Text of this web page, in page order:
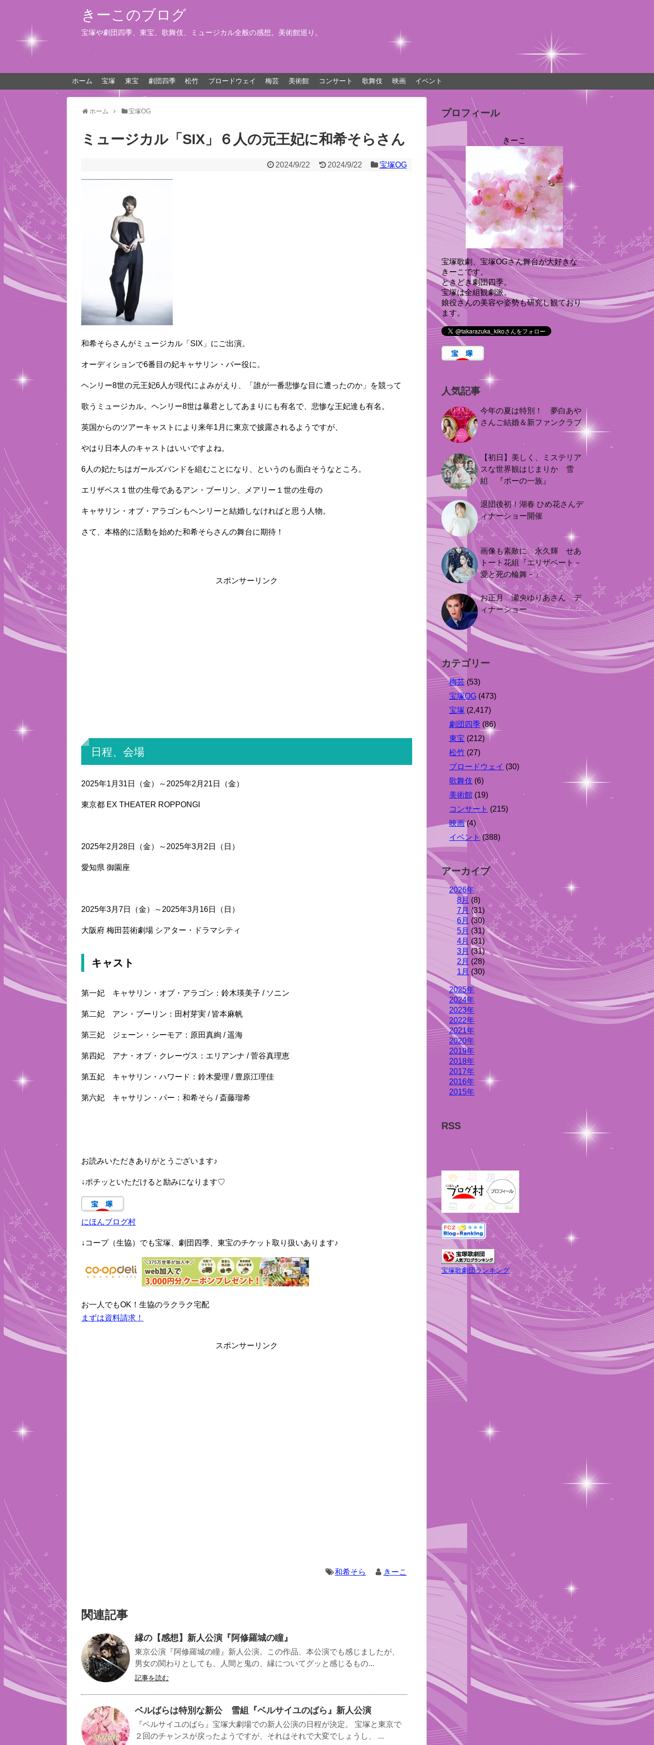
きーこのブログ
宝塚や劇団四季、東宝、歌舞伎、ミュージカル全般の感想。美術館巡り。
ホーム 宝塚 東宝 劇団四季 松竹 ブロードウェイ 梅芸 美術館 コンサート 歌舞伎 映画 イベント
ホーム 宝塚OG
ミュージカル「SIX」６人の元王妃に和希そらさん
2024/9/22 2024/9/22 宝塚OG
和希そらさんがミュージカル「SIX」にご出演。
オーディションで6番目の妃キャサリン・パー役に。
ヘンリー8世の元王妃6人が現代によみがえり、「誰が一番悲惨な目に遭ったのか」を競って
歌うミュージカル。ヘンリー8世は暴君としてあまりにも有名で、悲惨な王妃達も有名。
英国からのツアーキャストにより来年1月に東京で披露されるようですが、
やはり日本人のキャストはいいですよね。
6人の妃たちはガールズバンドを組むことになり、というのも面白そうなところ。
エリザベス１世の生母であるアン・ブーリン、メアリー１世の生母の
キャサリン・オブ・アラゴンもヘンリーと結婚しなければと思う人物。
さて、本格的に活動を始めた和希そらさんの舞台に期待！
スポンサーリンク
日程、会場
2025年1月31日（金）～2025年2月21日（金）
東京都 EX THEATER ROPPONGI
2025年2月28日（金）～2025年3月2日（日）
愛知県 御園座
2025年3月7日（金）～2025年3月16日（日）
大阪府 梅田芸術劇場 シアター・ドラマシティ
キャスト
第一妃 キャサリン・オブ・アラゴン：鈴木瑛美子 / ソニン
第二妃 アン・ブーリン：田村芽実 / 皆本麻帆
第三妃 ジェーン・シーモア：原田真絢 / 遥海
第四妃 アナ・オブ・クレーヴス：エリアンナ / 菅谷真理恵
第五妃 キャサリン・ハワード：鈴木愛理 / 豊原江理佳
第六妃 キャサリン・パー：和希そら / 斎藤瑠希
お読みいただきありがとうございます♪
↓ポチッといただけると励みになります♡
にほんブログ村
↓コープ（生協）でも宝塚、劇団四季、東宝のチケット取り扱いあります♪
お一人でもOK！生協のラクラク宅配
まずは資料請求！
スポンサーリンク
和希そら きーこ
関連記事
縁の【感想】新人公演『阿修羅城の瞳』
東京公演『阿修羅城の瞳』新人公演。この作品、本公演でも感じましたが、
男女の関わりとしても、人間と鬼の、縁についてグッと感じるもの...
記事を読む
ベルばらは特別な新公 雪組『ベルサイユのばら』新人公演
『ベルサイユのばら』宝塚大劇場での新人公演の日程が決定。 宝塚と東京で
２回のチャンスが戻ったようですが、それはそれで大変でしょうし、 ...
プロフィール
きーこ
宝塚歌劇、宝塚OGさん舞台が大好きな
きーこです。
ときどき劇団四季。
宝塚は全組観劇派。
娘役さんの美容や姿勢も研究し観ており
ます。
人気記事
今年の夏は特別！ 夢白あや
さんご結婚＆新ファンクラブ
【初日】美しく、ミステリア
スな世界観はじまりか 雪
組 『ポーの一族』
退団後初！湖春 ひめ花さんデ
ィナーショー開催
画像も素敵に 永久輝 せあ
トート花組『エリザベート－
愛と死の輪舞－』
お正月 瀬央ゆりあさん デ
ィナーショー
カテゴリー
梅芸(53)
宝塚OG (473)
宝塚 (2,417)
劇団四季 (86)
東宝 (212)
松竹 (27)
ブロードウェイ (30)
歌舞伎 (6)
美術館 (19)
コンサート (215)
映画(4)
イベント(388)
アーカイブ
2026年
8月 (8)
7月 (31)
6月 (30)
5月 (31)
4月 (31)
3月 (31)
2月 (28)
1月 (30)
2025年
2024年
2023年
2022年
2021年
2020年
2019年
2018年
2017年
2016年
2015年
RSS
宝塚歌劇団ランキング